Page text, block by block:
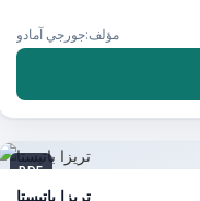
مؤلف:جورجي آمادو
PDF
تريزا باتيستا